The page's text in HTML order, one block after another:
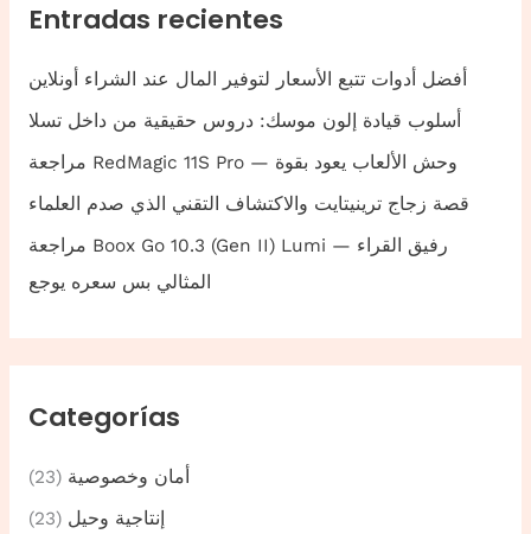
Entradas recientes
أفضل أدوات تتبع الأسعار لتوفير المال عند الشراء أونلاين
أسلوب قيادة إلون موسك: دروس حقيقية من داخل تسلا
مراجعة RedMagic 11S Pro — وحش الألعاب يعود بقوة
قصة زجاج ترينيتايت والاكتشاف التقني الذي صدم العلماء
مراجعة Boox Go 10.3 (Gen II) Lumi — رفيق القراء
المثالي بس سعره يوجع
Categorías
أمان وخصوصية (23)
إنتاجية وحيل (23)